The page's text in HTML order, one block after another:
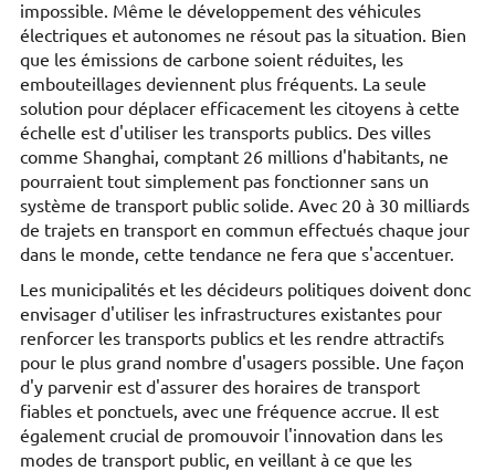
impossible. Même le développement des véhicules
électriques et autonomes ne résout pas la situation. Bien
que les émissions de carbone soient réduites, les
embouteillages deviennent plus fréquents. La seule
solution pour déplacer efficacement les citoyens à cette
échelle est d'utiliser les transports publics. Des villes
comme Shanghai, comptant 26 millions d'habitants, ne
pourraient tout simplement pas fonctionner sans un
système de transport public solide. Avec 20 à 30 milliards
de trajets en transport en commun effectués chaque jour
dans le monde, cette tendance ne fera que s'accentuer.
Les municipalités et les décideurs politiques doivent donc
envisager d'utiliser les infrastructures existantes pour
renforcer les transports publics et les rendre attractifs
pour le plus grand nombre d'usagers possible. Une façon
d'y parvenir est d'assurer des horaires de transport
fiables et ponctuels, avec une fréquence accrue. Il est
également crucial de promouvoir l'innovation dans les
modes de transport public, en veillant à ce que les